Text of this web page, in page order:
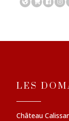
LES
Château